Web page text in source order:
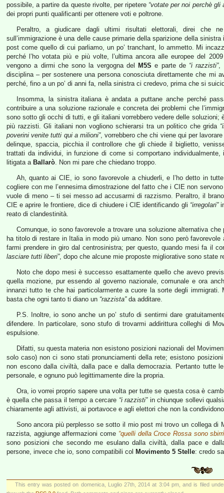
possibile, a partire da queste rivolte, per ripetere “votate per noi perchè
dei propri punti qualificanti per ottenere voti e poltrone.
Peraltro, a giudicare dagli ultimi risultati elettorali, direi che
sull’immigrazione è una delle cause primarie della sparizione della
post come quello di cui parliamo, un po’ tranchant, lo ammetto. Mi
perché l’ho votata più e più volte, l’ultima ancora alle europee del
vengono a dirmi che sono la vergogna del
M5S e parte de “i razzisti”,
disciplina – per sostenere una persona conosciuta direttamente che mi
perché, fino a un po’ di anni fa, nella sinistra ci credevo, prima che si
Insomma, la sinistra italiana è andata a puttane anche perché
contribuire a una soluzione razionale e concreta dei problemi che
sono sotto gli occhi di tutti, e gli italiani vorrebbero vedere delle
più razzisti. Gli italiani non vogliono schierarsi tra un politico che grida
poverini venite tutti qui a milioni”, vorrebbero che chi viene qui per
delinque, spaccia, picchia il controllore che gli chiede il biglietto,
trattati da individui, in funzione di come si comportano
litigata a Ballarò. Non mi pare che chiedano troppo.
Ah, quanto ai CIE, io sono favorevole a chiuderli, e l’ho detto in
cogliere con me l’ennesima dimostrazione del fatto che i CIE non
vuole di meno – ti sei messo ad accusarmi di razzismo. Peraltro, il
CIE e aprire le frontiere, dice di chiudere i CIE identificando gli “irregolari”
reato di clandestinità.
Comunque, io sono favorevole a trovare una soluzione alternativa
ha titolo di restare in Italia in modo più umano. Non sono però
farmi prendere in giro dal centrosinistra; per questo, quando mesi fa il
lasciare tutti liberi”, dopo che alcune mie proposte migliorative sono state
Noto che dopo mesi è successo esattamente quello che avevo
quella mozione, pur essendo al governo nazionale, comunale e ora
innanzi tutto te che hai particolarmente a cuore la sorte degli
basta che ogni tanto ti diano un “razzista”da additare.
P.S. Inoltre, io sono anche un po’ stufo di sentirmi dare
difendere. In particolare, sono stufo di trovarmi addirittura colleghi di
espulsione.
Difatti, su questa materia non esistono posizioni nazionali del
solo caso) non ci sono stati pronunciamenti della rete; esistono
non escono dalla civiltà, dalla pace e dalla democrazia. Pertanto tutte
personale, e ognuno può legittimamente dire la propria.
Ora, io vorrei proprio sapere una volta per tutte se questa cosa è
è quella che passa il tempo a cercare “i razzisti”in chiunque sollevi
chiaramente agli attivisti, ai portavoce e agli elettori che non la
Sono ancora più perplesso se sotto il mio post mi trovo un collega di
razzista, aggiunge affermazioni come “quelli della Croce Rossa sono
sono posizioni che secondo me esulano dalla civiltà, dalla pace e
persone, invece che io, sono compatibili col Movimento 5 Stelle: credo
This entry was posted on domenica, Luglio 27th, 2014 at 3:04 pm, and is filed